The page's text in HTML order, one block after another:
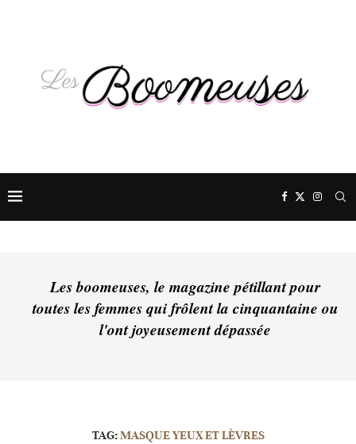
Les boomeuses, le magazine pétillant pour
toutes les femmes qui frôlent la cinquantaine ou
l'ont joyeusement dépassée
TAG:MASQUE YEUX ET LÈVRES